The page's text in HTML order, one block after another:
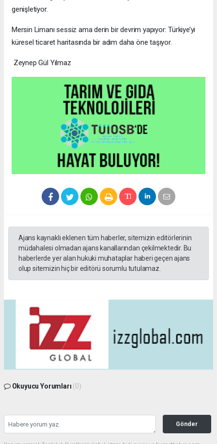
genişletiyor.
Mersin Limanı sessiz ama derin bir devrim yapıyor: Türkiye’yi
küresel ticaret haritasında bir adım daha öne taşıyor.
Zeynep Gül Yılmaz
Ajans kaynaklı eklenen tüm haberler, sitemizin editörlerinin
müdahalesi olmadan ajans kanallarından çekilmektedir. Bu
haberlerde yer alan hukuki muhataplar haberi geçen ajans
olup sitemizin hiç bir editörü sorumlu tutulamaz.
Okuyucu Yorumları (0)
Gönder